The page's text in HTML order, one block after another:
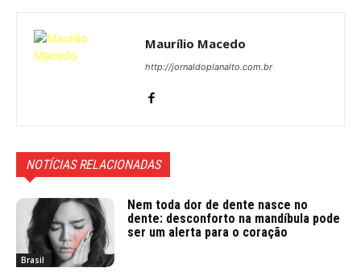
Maurílio Macedo
http://jornaldoplanalto.com.br
NOTÍCIAS RELACIONADAS
Brasil
Nem toda dor de dente nasce no
dente: desconforto na mandíbula pode
ser um alerta para o coração